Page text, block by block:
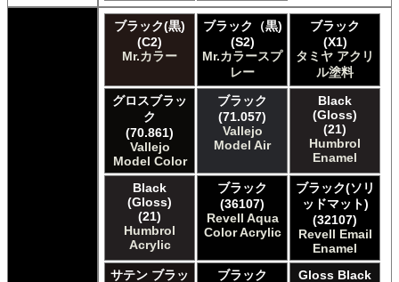
Games Workshop Limited Citadelカラー
Games Workshop Limited 先Citadel カラー
HATAKA HOBBY Hataka
Humbrol - Hornby Hobbies Humbrol Acrylic
Humbrol of Hornby Hobbies Humbrol Enamel
ICM ICM Paints
Lifecolor Lifecolor
Meng Meng Color
Mig Jimenez Ammo Acrylics
Mig Jimenez Atom
Mission Models Mission Models
Mr. Paint MRP Mr Paint Products
Repear Miniatures Master Series
Revell of Germany Revell Aqua Color Acrylic
Revell of Germany Revell Email Enamel
ブラック(黒)
(C2)
Mr.カラー
ブラック（黒)
(S2)
Mr.カラースプ
レー
ブラック
(X1)
タミヤ アクリ
ル塗料
グロスブラッ
ク
(70.861)
Vallejo
Model Color
ブラック
(71.057)
Vallejo
Model Air
Black
(Gloss)
(21)
Humbrol
Enamel
Black
(Gloss)
(21)
Humbrol
Acrylic
ブラック
(36107)
Revell Aqua
Color Acrylic
ブラック(ソリ
ッドマット)
(32107)
Revell Email
Enamel
サテン ブラッ
ブラック
Gloss Black